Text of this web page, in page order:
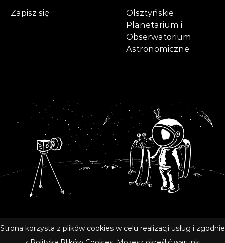
Strona korzysta z plików cookies w celu realizacji usług i zgodnie
Zapisz się
Olsztyńskie
Planetarium i
Obserwatorium
Astronomiczne
Astronomiczne